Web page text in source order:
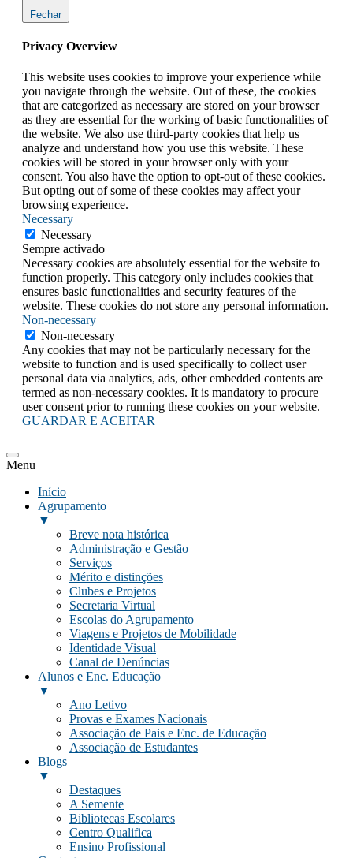
Fechar
Privacy Overview
This website uses cookies to improve your experience while
you navigate through the website. Out of these, the cookies
that are categorized as necessary are stored on your browser
as they are essential for the working of basic functionalities of
the website. We also use third-party cookies that help us
analyze and understand how you use this website. These
cookies will be stored in your browser only with your
consent. You also have the option to opt-out of these cookies.
But opting out of some of these cookies may affect your
browsing experience.
Necessary
Necessary
Sempre activado
Necessary cookies are absolutely essential for the website to
function properly. This category only includes cookies that
ensures basic functionalities and security features of the
website. These cookies do not store any personal information.
Non-necessary
Non-necessary
Any cookies that may not be particularly necessary for the
website to function and is used specifically to collect user
personal data via analytics, ads, other embedded contents are
termed as non-necessary cookies. It is mandatory to procure
user consent prior to running these cookies on your website.
GUARDAR E ACEITAR
Menu
Início
Agrupamento
▼
Breve nota histórica
Administração e Gestão
Serviços
Mérito e distinções
Clubes e Projetos
Secretaria Virtual
Escolas do Agrupamento
Viagens e Projetos de Mobilidade
Identidade Visual
Canal de Denúncias
Alunos e Enc. Educação
▼
Ano Letivo
Provas e Exames Nacionais
Associação de Pais e Enc. de Educação
Associação de Estudantes
Blogs
▼
Destaques
A Semente
Bibliotecas Escolares
Centro Qualifica
Ensino Profissional